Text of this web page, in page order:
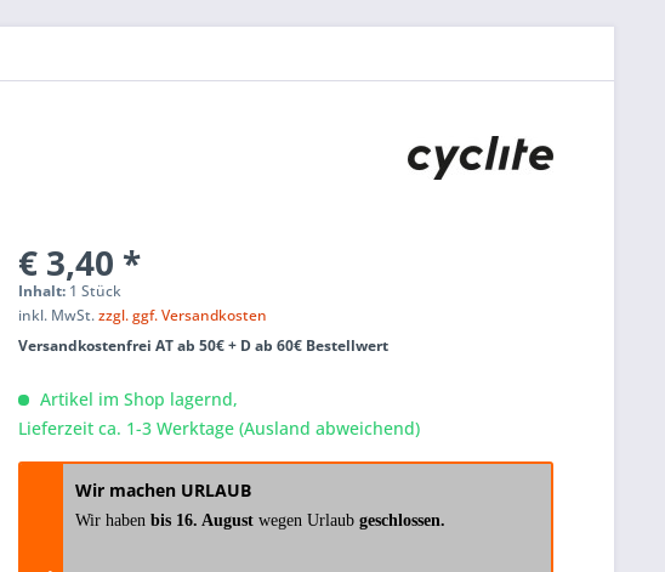
€ 3,40 *
Inhalt: 1 Stück
inkl. MwSt.zzgl. ggf. Versandkosten
Versandkostenfrei AT ab 50€ + D ab 60€ Bestellwert
Artikel im Shop lagernd,
Lieferzeit ca. 1-3 Werktage (Ausland abweichend)
Wir machen URLAUB
Wir habenbis 16. Augustwegen Urlaubgeschlossen.